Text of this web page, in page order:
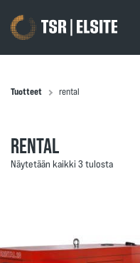
Tuotteet rental
RENTAL
Näytetään kaikki 3 tulosta